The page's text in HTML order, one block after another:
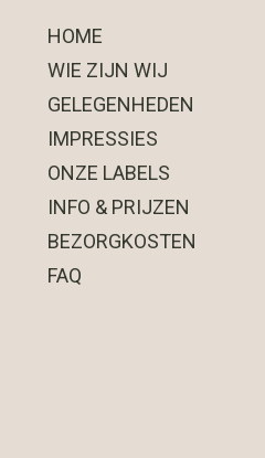
HOME
WIE ZIJN WIJ
GELEGENHEDEN
IMPRESSIES
ONZE LABELS
INFO & PRIJZEN
BEZORGKOSTEN
FAQ